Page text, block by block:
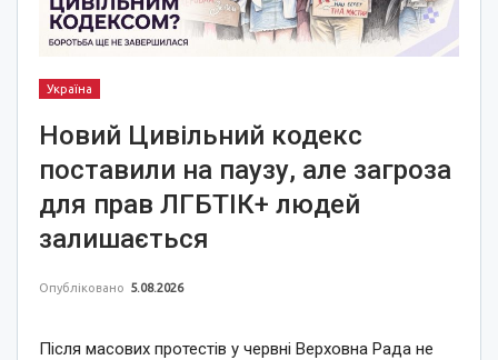
Україна
Новий Цивільний кодекс
поставили на паузу, але загроза
для прав ЛГБТІК+ людей
залишається
Опубліковано 5.08.2026
Після масових протестів у червні Верховна Рада не